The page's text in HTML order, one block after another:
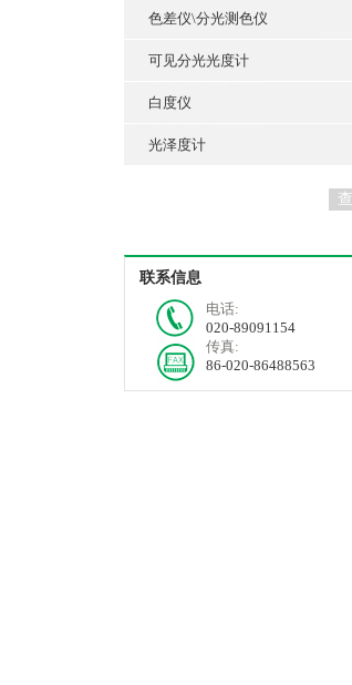
色差仪\分光测色仪
可见分光光度计
白度仪
光泽度计
联系信息
电话:
020-89091154
传真:
86-020-86488563